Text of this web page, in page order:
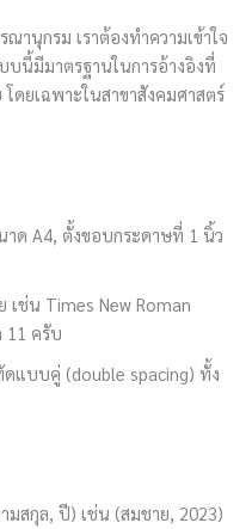
านุกรม เราต้องทำความเข้าใจ
นี้มีมาตรฐานในการอ้างอิงที่
ดยเฉพาะในสาขาสังคมศาสตร์
าด A4, ตั้งขอบกระดาษที่ 1 นิ้ว
เช่น Times New Roman
11 ครับ
ดแบบคู่ (double spacing) ทั้ง
มสกุล, ปี) เช่น (สมชาย, 2023)